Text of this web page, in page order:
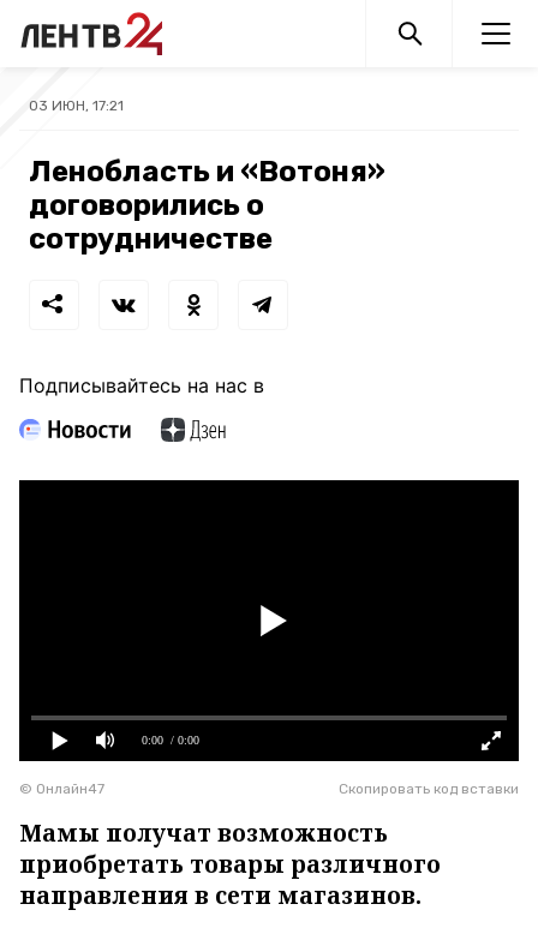
03 ИЮН, 17:21
Ленобласть и «Вотоня»
договорились о
сотрудничестве
Подписывайтесь на нас в
0:00 / 0:00
Скопировать код вставки
© Онлайн47
Мамы получат возможность
приобретать товары различного
направления в сети магазинов.